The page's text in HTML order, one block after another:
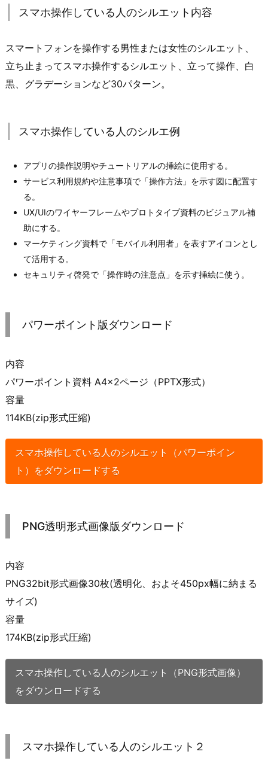
スマホ操作している人のシルエット内容
スマートフォンを操作する男性または女性のシルエット、
立ち止まってスマホ操作するシルエット、立って操作、白
黒、グラデーションなど30パターン。
スマホ操作している人のシルエ例
アプリの操作説明やチュートリアルの挿絵に使用する。
サービス利用規約や注意事項で「操作方法」を示す図に配置す
る。
UX/UIのワイヤーフレームやプロトタイプ資料のビジュアル補
助にする。
マーケティング資料で「モバイル利用者」を表すアイコンとし
て活用する。
セキュリティ啓発で「操作時の注意点」を示す挿絵に使う。
パワーポイント版ダウンロード
内容
パワーポイント資料 A4×2ページ（PPTX形式）
容量
114KB(zip形式圧縮)
スマホ操作している人のシルエット（パワーポイン
ト）をダウンロードする
PNG透明形式画像版ダウンロード
内容
PNG32bit形式画像30枚(透明化、およそ450px幅に納まる
サイズ)
容量
174KB(zip形式圧縮)
スマホ操作している人のシルエット（PNG形式画像）
をダウンロードする
スマホ操作している人のシルエット２